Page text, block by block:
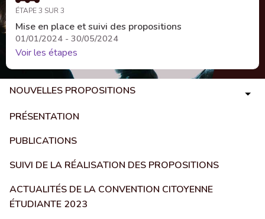
ÉTAPE 3 SUR 3
Mise en place et suivi des propositions
01/01/2024 - 30/05/2024
Voir les étapes
NOUVELLES PROPOSITIONS
PRÉSENTATION
PUBLICATIONS
SUIVI DE LA RÉALISATION DES PROPOSITIONS
ACTUALITÉS DE LA CONVENTION CITOYENNE
ÉTUDIANTE 2023